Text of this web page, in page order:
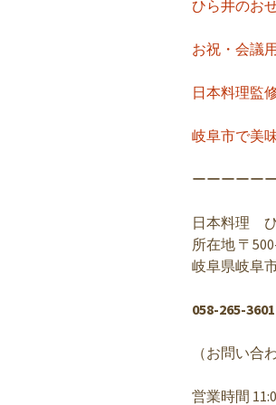
ひら井のお
お祝・会議
日本料理監
岐阜市で美
ーーーーー
日本料理
所在地 〒
岐阜県岐阜
058-265-3601
（お問い合
営業時間